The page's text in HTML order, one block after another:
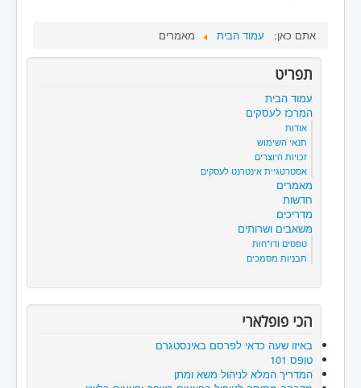
אתם כאן: עמוד הבית מאמרים
תפריט
עמוד הבית
המרכז לעסקים
אודות
תנאי השימוש
זכויות היוצרים
אסטרטגיית אינטרנט לעסקים
מאמרים
חדשות
מדריכים
משאבים ושרותים
טפסים ודו"חות
תבניות מסמכים
הכי פופלארי
באיזו שעה כדאי לפרסם באינסטגרם
טופס 101
המדריך המלא לניהול משא ומתן